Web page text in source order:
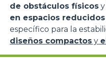
de obstáculos físicos
en espacios reducidos
específico para la
diseños compactos y